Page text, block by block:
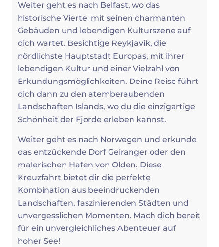
Weiter geht es nach Belfast, wo das
historische Viertel mit seinen charmanten
Gebäuden und lebendigen Kulturszene auf
dich wartet. Besichtige Reykjavik, die
nördlichste Hauptstadt Europas, mit ihrer
lebendigen Kultur und einer Vielzahl von
Erkundungsmöglichkeiten. Deine Reise führt
dich dann zu den atemberaubenden
Landschaften Islands, wo du die einzigartige
Schönheit der Fjorde erleben kannst.
Weiter geht es nach Norwegen und erkunde
das entzückende Dorf Geiranger oder den
malerischen Hafen von Olden. Diese
Kreuzfahrt bietet dir die perfekte
Kombination aus beeindruckenden
Landschaften, faszinierenden Städten und
unvergesslichen Momenten. Mach dich bereit
für ein unvergleichliches Abenteuer auf
hoher See!